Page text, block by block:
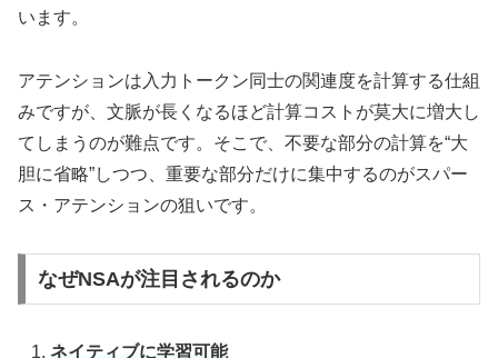
います。
アテンションは入力トークン同士の関連度を計算する仕組
みですが、文脈が長くなるほど計算コストが莫大に増大し
てしまうのが難点です。そこで、不要な部分の計算を“大
胆に省略”しつつ、重要な部分だけに集中するのがスパー
ス・アテンションの狙いです。
なぜNSAが注目されるのか
ネイティブに学習可能